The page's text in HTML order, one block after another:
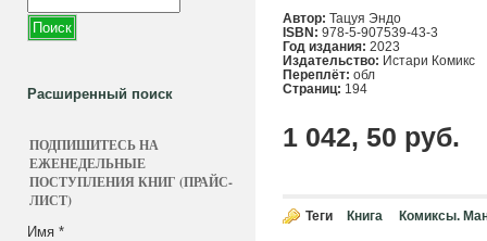
Расширенный поиск
ПОДПИШИТЕСЬ НА
ЕЖЕНЕДЕЛЬНЫЕ
ПОСТУПЛЕНИЯ КНИГ (ПРАЙС-
ЛИСТ)
Имя *
Автор: Тацуя Эндо
ISBN: 978-5-907539-43-3
Год издания: 2023
Издательство: Истари Комикс
Переплёт: обл
Страниц: 194
1 042, 50 руб.
Теги Книга Комиксы.